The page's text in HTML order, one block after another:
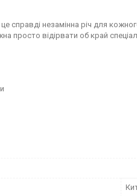
справді незамінна річ для
просто відірвати об край